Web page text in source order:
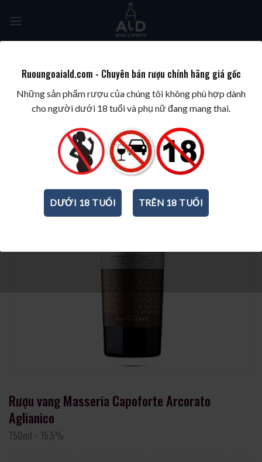
TRANG CHỦ / WINE/BIA/SAKE/SOJU / RƯỢU VANG Ý
Rượu vang Masseria Capoforte Arcorato
Aglianico
750ml - 15,5%
Ruoungoaiald.com - Chuyên bán rượu chính hãng giá gốc
Những sản phẩm rượu của chúng tôi không phù hợp dành
cho người dưới 18 tuổi và phụ nữ đang mang thai.
DƯỚI 18 TUỔI TRÊN 18 TUỔI